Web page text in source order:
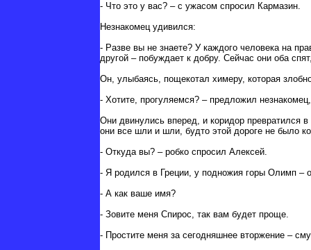
- Что это у вас? – с ужасом спросил Кармазин.
Незнакомец удивился:
- Разве вы не знаете? У каждого человека на
другой – побуждает к добру. Сейчас они оба
Он, улыбаясь, пощекотал химеру, которая
- Хотите, прогуляемся? – предложил
Они двинулись вперед, и коридор превратился
они все шли и шли, будто этой дороге не было
- Откуда вы? – робко спросил Алексей.
- Я родился в Греции, у подножия горы Олимп –
- А как ваше имя?
- Зовите меня Спирос, так вам будет проще.
- Простите меня за сегодняшнее вторжение –